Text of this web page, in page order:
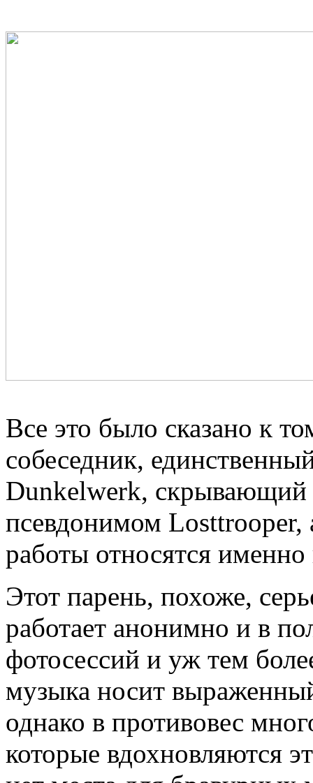
Все это было сказано к
собеседник,
Dunkelwerk, скрывающий
псевдонимом Losttrooper,
работы относятся
Этот парень, похоже,
работает анонимно и в
фотосессий и уж тем
музыка носит
однако в противовес
которые вдохновляются